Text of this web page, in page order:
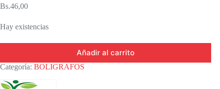
Bs.46,00
Hay existencias
Añadir al carrito
Categoría: BOLIGRAFOS